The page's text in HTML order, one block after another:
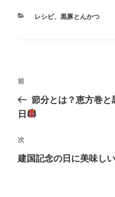
カ
レシピ、 黒豚とんかつ
投
ナ
ゲ
ー
前
の
投
前
節分とは？恵方巻と
日
次
の
次
建国記念の日に美味し